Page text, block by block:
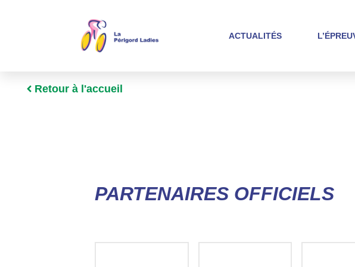
ACTUALITÉS
Retour à l'accueil
PARTENAIRES OFFICIELS